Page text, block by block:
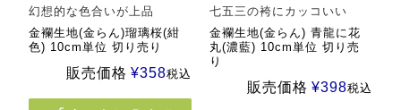
幻想的な色合いが上品
金襴生地(金らん)瑠璃桜(紺
色) 10cm単位 切り売り
販売価格 ¥358税込
七五三の袴にカッコいい
金襴生地(金らん) 青龍に花
丸(濃藍) 10cm単位 切り売
り
販売価格 ¥398税込